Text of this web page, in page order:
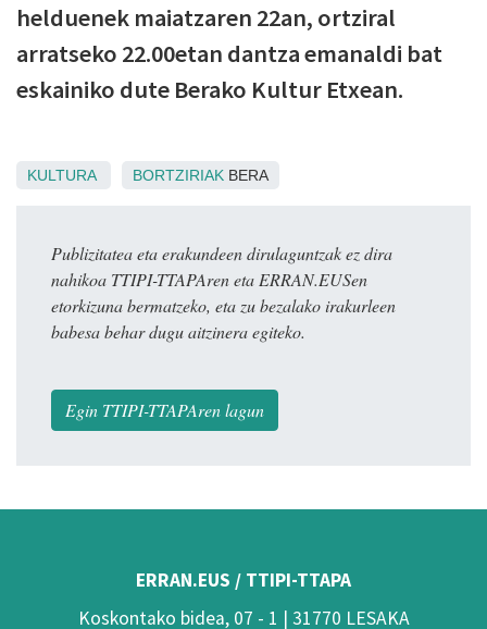
helduenek maiatzaren 22an, ortziral
arratseko 22.00etan dantza emanaldi bat
eskainiko dute Berako Kultur Etxean.
KULTURA BORTZIRIAK BERA
Publizitatea eta erakundeen dirulaguntzak ez dira
nahikoa TTIPI-TTAPAren eta ERRAN.EUSen
etorkizuna bermatzeko, eta zu bezalako irakurleen
babesa behar dugu aitzinera egiteko.
Egin TTIPI-TTAPAren lagun
ERRAN.EUS / TTIPI-TTAPA
Koskontako bidea, 07 - 1 | 31770 LESAKA